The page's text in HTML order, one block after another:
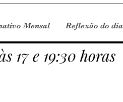
Mensal Reflexão do dia
17 e 19:30 horas